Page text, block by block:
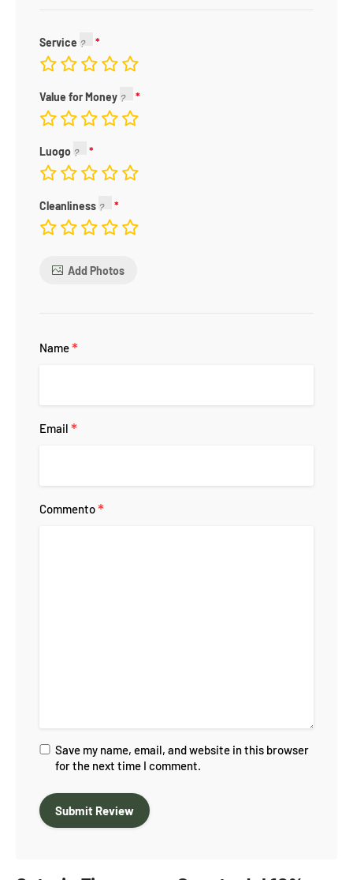
Service
Value for Money
Luogo
Cleanliness
Add Photos
Name*
Email *
Commento*
Save my name, email, and website in this browser
for the next time I comment.